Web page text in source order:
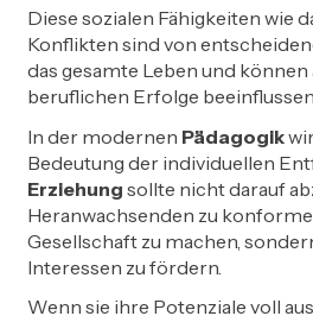
Diese sozialen Fähigkeiten wie
Konflikten sind von
das gesamte Leben und
beruflichen Erfolge
In der modernen Pädagogik
Bedeutung der individuellen
Erziehung sollte nicht darauf
Heranwachsenden zu
Gesellschaft zu machen,
Interessen zu fördern.
Wenn sie ihre Potenziale voll